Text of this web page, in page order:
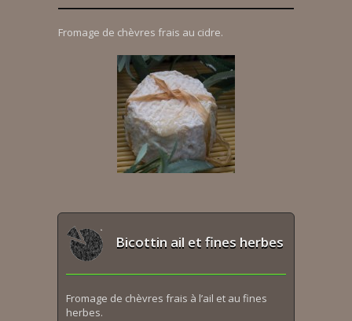
Fromage de chèvres frais au cidre.
Bicottin ail et fines herbes
Fromage de chèvres frais à l’ail et au fines
herbes.